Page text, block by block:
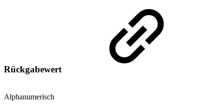
Rückgabewert
Alphanumerisch